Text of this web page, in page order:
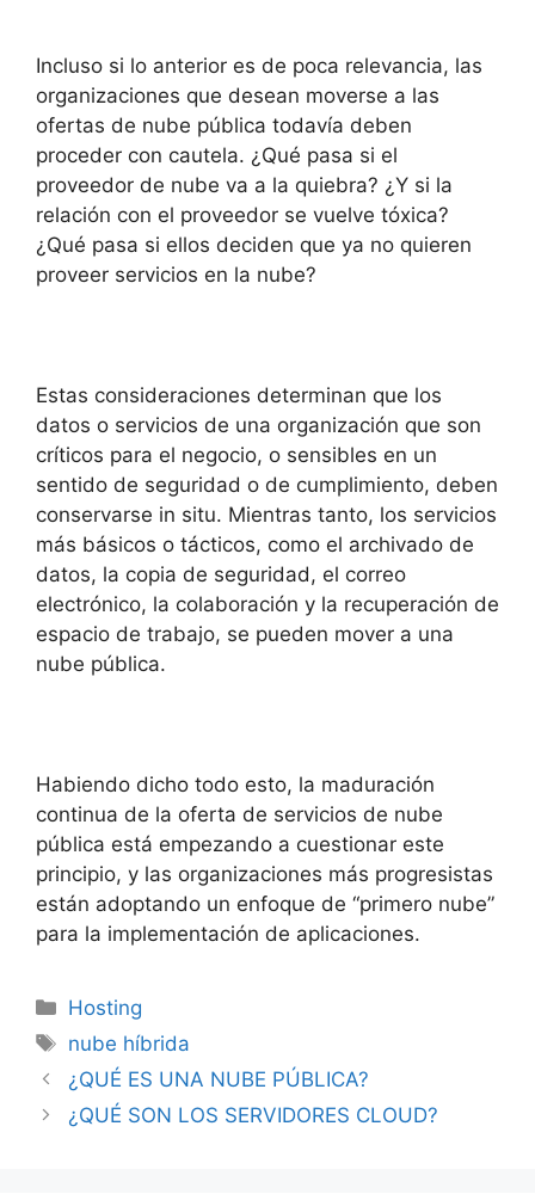
Incluso si lo anterior es de poca relevancia, las
organizaciones que desean moverse a las
ofertas de nube pública todavía deben
proceder con cautela. ¿Qué pasa si el
proveedor de nube va a la quiebra? ¿Y si la
relación con el proveedor se vuelve tóxica?
¿Qué pasa si ellos deciden que ya no quieren
proveer servicios en la nube?
Estas consideraciones determinan que los
datos o servicios de una organización que son
críticos para el negocio, o sensibles en un
sentido de seguridad o de cumplimiento, deben
conservarse in situ. Mientras tanto, los servicios
más básicos o tácticos, como el archivado de
datos, la copia de seguridad, el correo
electrónico, la colaboración y la recuperación de
espacio de trabajo, se pueden mover a una
nube pública.
Habiendo dicho todo esto, la maduración
continua de la oferta de servicios de nube
pública está empezando a cuestionar este
principio, y las organizaciones más progresistas
están adoptando un enfoque de “primero nube”
para la implementación de aplicaciones.
Categorías
Hosting
Etiquetas
nube híbrida
¿QUÉ ES UNA NUBE PÚBLICA?
¿QUÉ SON LOS SERVIDORES CLOUD?